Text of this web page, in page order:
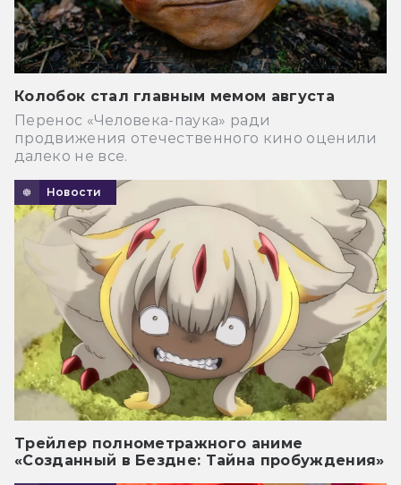
Колобок стал главным мемом августа
Перенос «Человека-паука» ради
продвижения отечественного кино оценили
далеко не все.
Новости
Трейлер полнометражного аниме
«Созданный в Бездне: Тайна пробуждения»